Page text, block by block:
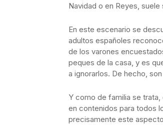
Navidad o en Reyes,
En este escenario se
adultos españoles
de los varones
peques de la casa, y es
a ignorarlos. De hecho,
Y como de familia se
en contenidos para todos
precisamente este